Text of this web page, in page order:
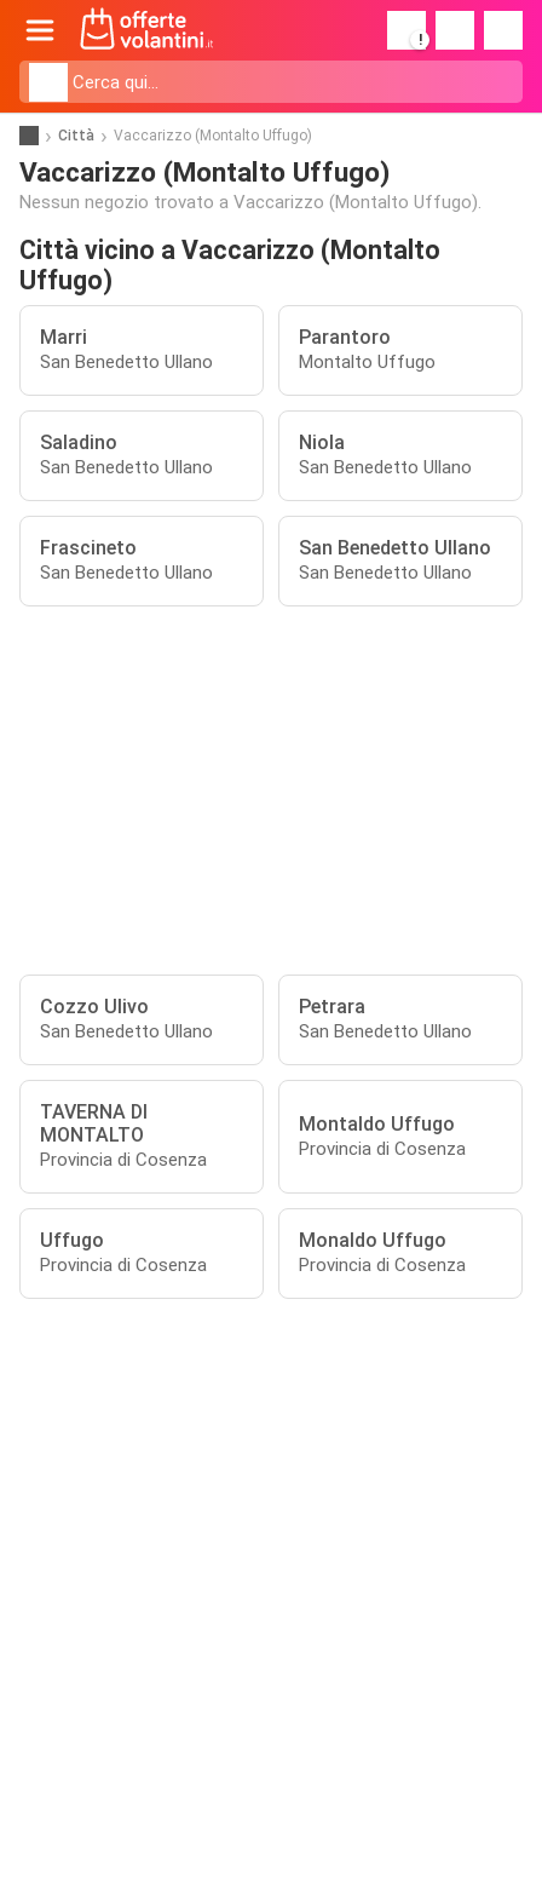
!
Città Vaccarizzo (Montalto Uffugo)
Vaccarizzo (Montalto Uffugo)
Nessun negozio trovato a Vaccarizzo (Montalto Uffugo).
Città vicino a Vaccarizzo (Montalto
Uffugo)
Marri
San Benedetto Ullano
Parantoro
Montalto Uffugo
Saladino
San Benedetto Ullano
Niola
San Benedetto Ullano
Frascineto
San Benedetto Ullano
San Benedetto Ullano
San Benedetto Ullano
Cozzo Ulivo
San Benedetto Ullano
Petrara
San Benedetto Ullano
TAVERNA DI
MONTALTO
Provincia di Cosenza
Montaldo Uffugo
Provincia di Cosenza
Uffugo
Provincia di Cosenza
Monaldo Uffugo
Provincia di Cosenza